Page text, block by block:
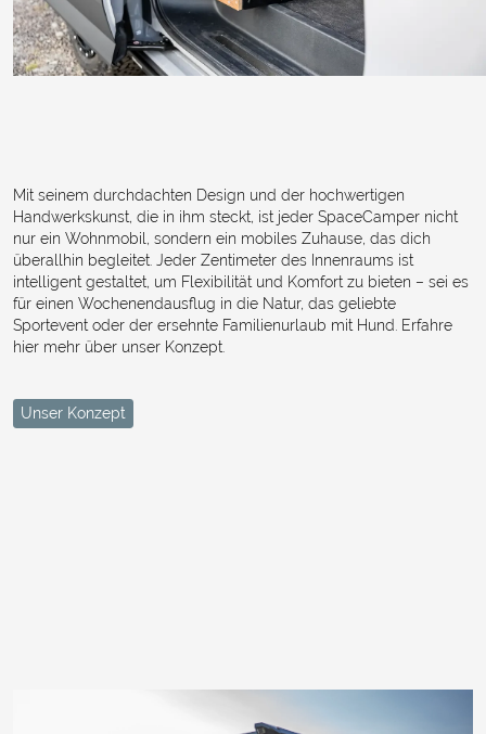
Mit seinem durchdachten Design und der hochwertigen
Handwerkskunst, die in ihm steckt, ist jeder SpaceCamper nicht
nur ein Wohnmobil, sondern ein mobiles Zuhause, das dich
überallhin begleitet. Jeder Zentimeter des Innenraums ist
intelligent gestaltet, um Flexibilität und Komfort zu bieten – sei es
für einen Wochenendausflug in die Natur, das geliebte
Sportevent oder der ersehnte Familienurlaub mit Hund. Erfahre
hier mehr über unser Konzept.
Unser Konzept